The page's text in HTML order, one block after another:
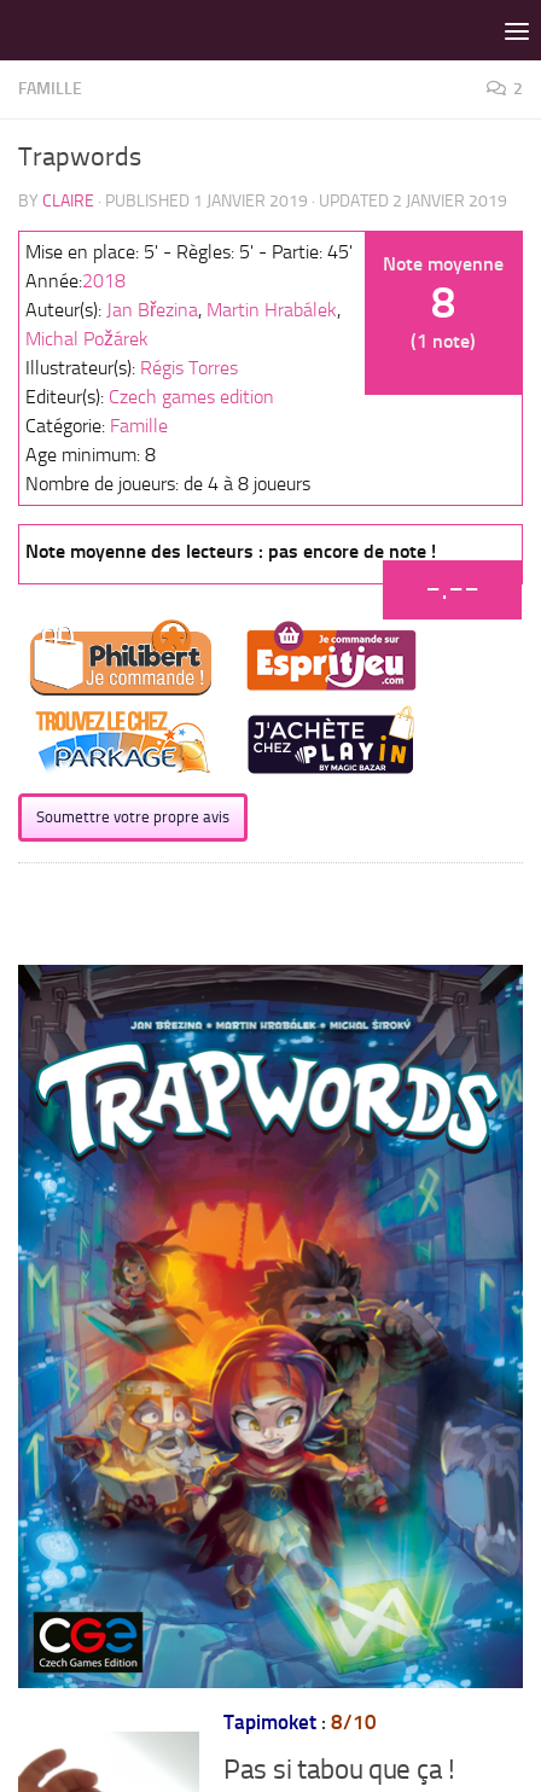
FAMILLE 2
Trapwords
BY CLAIRE · PUBLISHED 1 JANVIER 2019 · UPDATED 2 JANVIER 2019
Note moyenne
8
(1 note)
Mise en place: 5' - Règles: 5' - Partie: 45'
Année:2018
Auteur(s): Jan Březina, Martin Hrabálek,
Michal Požárek
Illustrateur(s): Régis Torres
Editeur(s): Czech games edition
Catégorie: Famille
Age minimum: 8
Nombre de joueurs: de 4 à 8 joueurs
Note moyenne des lecteurs : pas encore de note !
-.--
Soumettre votre propre avis
Tapimoket : 8/10
Pas si tabou que ça !